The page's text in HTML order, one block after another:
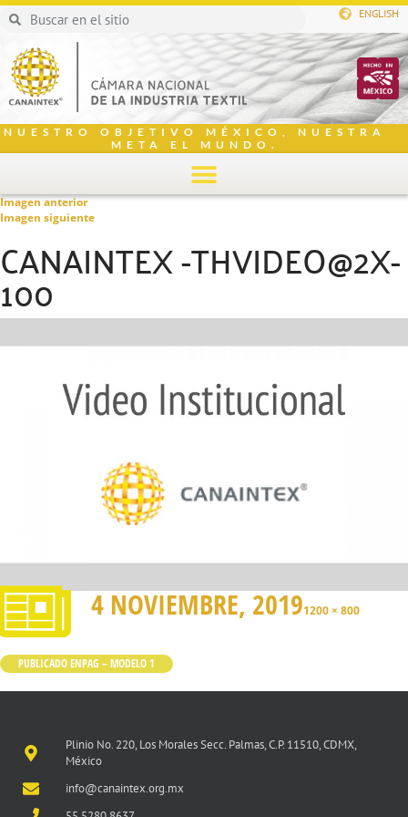
ENGLISH
NUESTRO OBJETIVO MÉXICO, NUESTRA
META EL MUNDO.
Imagen anterior
Imagen siguiente
CANAINTEX -THVIDEO@2X-
100
4 NOVIEMBRE, 20191200 × 800
PUBLICADO ENPAG – MODELO 1
Plinio No. 220, Los Morales Secc. Palmas, C.P. 11510, CDMX,
México
info@canaintex.org.mx